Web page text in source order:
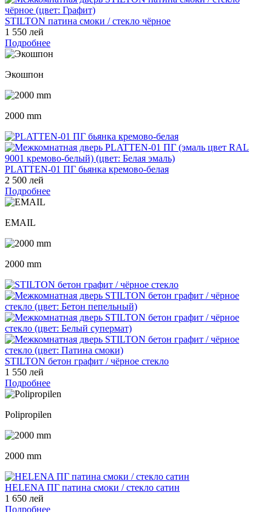
STILTON патина смоки / стекло чёрное
1 550 лей
Подробнее
Экошпон
2000 mm
PLATTEN-01 ПГ бьянка кремово-белая
2 500 лей
Подробнее
EMAIL
2000 mm
STILTON бетон графит / чёрное стекло
1 550 лей
Подробнее
Polipropilen
2000 mm
HELENA ПГ патина смоки / стекло сатин
1 650 лей
Подробнее